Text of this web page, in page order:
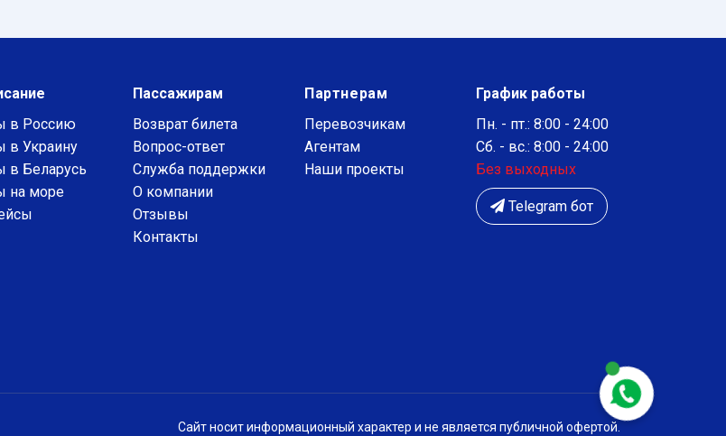
в Россию
в Украину
в Беларусь
на море
Пассажирам
Возврат билета
Вопрос-ответ
Служба поддержки
О компании
Отзывы
Контакты
Партнерам
Перевозчикам
Агентам
Наши проекты
График работы
Пн. - пт.: 8:00 - 24:00
Сб. - вс.: 8:00 - 24:00
Без выходных
Telegram бот
Сайт носит информационный характер и не является публичной офертой.